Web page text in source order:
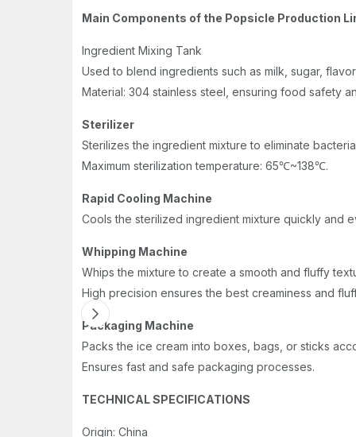
Main Components of the Popsicle Production
Ingredient Mixing Tank
Used to blend ingredients such as milk, sugar,
Material: 304 stainless steel, ensuring food safety
Sterilizer
Sterilizes the ingredient mixture to eliminate bacteria
Maximum sterilization temperature: 65℃~138℃.
Rapid Cooling Machine
Cools the sterilized ingredient mixture quickly and
Whipping Machine
Whips the mixture to create a smooth and fluffy
High precision ensures the best creaminess and
Packaging Machine
Packs the ice cream into boxes, bags, or sticks
Ensures fast and safe packaging processes.
TECHNICAL SPECIFICATIONS
Origin: China